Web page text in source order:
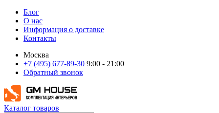
Блог
О нас
Информация о доставке
Контакты
Москва
+7 (495) 677-89-30 9:00 - 21:00
Обратный звонок
Каталог товаров